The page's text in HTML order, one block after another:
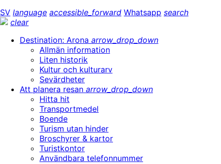
SV language accessible_forward Whatsapp search
clear
Destination: Arona arrow_drop_down
Allmän information
Liten historik
Kultur och kulturarv
Sevärdheter
Att planera resan arrow_drop_down
Hitta hit
Transportmedel
Boende
Turism utan hinder
Broschyrer & kartor
Turistkontor
Användbara telefonnummer